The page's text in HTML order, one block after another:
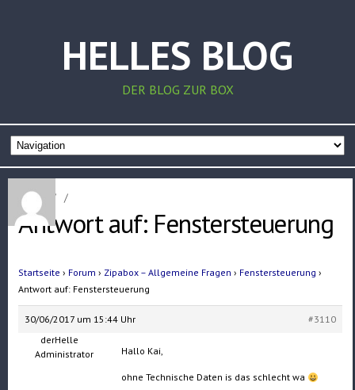
HELLES BLOG
DER BLOG ZUR BOX
Home / /
Antwort auf: Fenstersteuerung
Startseite › Forum › Zipabox – Allgemeine Fragen › Fenstersteuerung ›
Antwort auf: Fenstersteuerung
30/06/2017 um 15:44 Uhr
#3110
derHelle
Administrator
Hallo Kai,
ohne Technische Daten is das schlecht wa